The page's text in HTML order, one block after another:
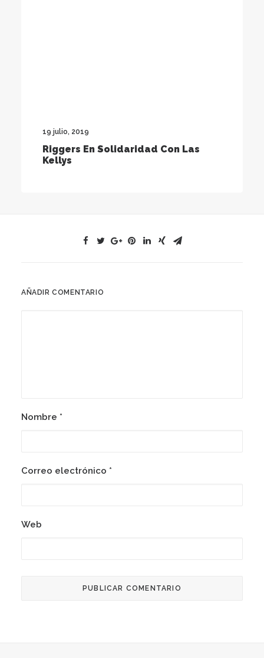
19 julio, 2019
Riggers En Solidaridad Con Las
Kellys
AÑADIR COMENTARIO
Nombre *
Correo electrónico *
Web